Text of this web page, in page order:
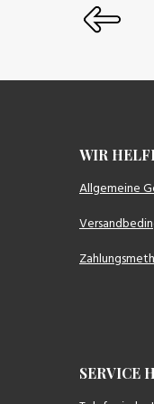
WIR
Allgemeine
SERVICE